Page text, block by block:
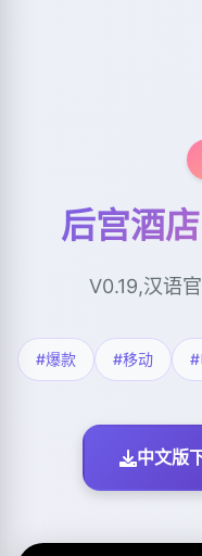
后宫酒
V0.19,汉语
#爆款 #移动 #
中文版